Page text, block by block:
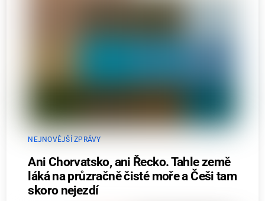
NEJNOVĚJŠÍ ZPRÁVY
Ani Chorvatsko, ani Řecko. Tahle země
láká na průzračně čisté moře a Češi tam
skoro nejezdí